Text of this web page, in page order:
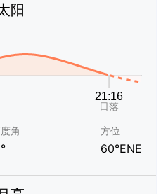
阳
角 方位
60°ENE